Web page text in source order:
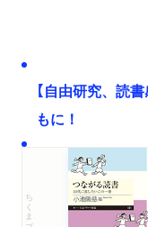
【自由研究、読
もに！
ちくまプリマー新書